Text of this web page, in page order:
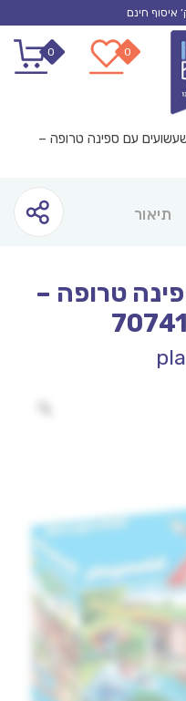
0
0
עם ספינה טרופה –
תיאור
טרופה –